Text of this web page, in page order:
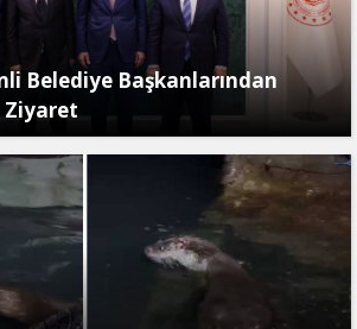
Belediye Başkanlarından
Ziyaret